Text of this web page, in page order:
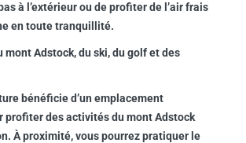
à l’extérieur ou de profiter de l’air frais
en toute tranquillité.
mont Adstock, du ski, du golf et des
bénéficie d’un emplacement
profiter des activités du mont Adstock
À proximité, vous pourrez pratiquer le